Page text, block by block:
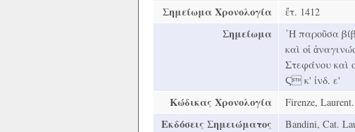
Σημείωμα Χρονολογία ἔτ. 1412
Σημείωμα
῾Η παροῦσα
καὶ οἱ
Στεφάνου καὶ
Ϛ κ' ἰνδ. ε'
Κώδικας Χρονολογία Firenze,
Εκδόσεις Σημειώματος Bandini, Cat.